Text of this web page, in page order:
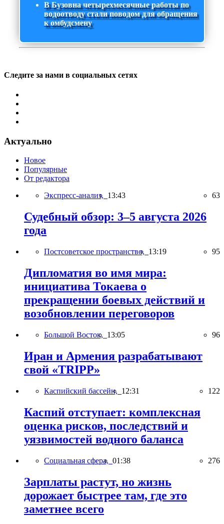
В Бузовна четырехмесячные работы по
водоотводу стали поводом для обращения
к омбудсмену
Следите за нами в социальных сетях
Актуально
Новое
Популярные
От редактора
Экспресс-анализ, 13:43 63
Судебный обзор: 3–5 августа 2026
года
Постсоветское пространство, 13:19 95
Дипломатия во имя мира:
инициатива Токаева о
прекращении боевых действий и
возобновлении переговоров
Большой Восток, 13:05 96
Иран и Армения разрабатывают
свой «TRIPP»
Каспийский бассейн, 12:31 122
Каспий отступает: комплексная
оценка рисков, последствий и
уязвимостей водного баланса
Социальная сфера, 01:38 276
Зарплаты растут, но жизнь
дорожает быстрее там, где это
заметнее всего